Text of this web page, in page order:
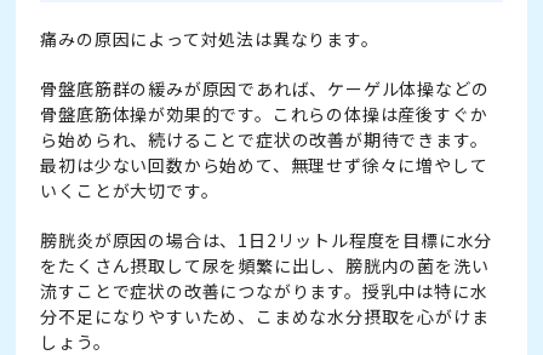
痛みの原因によって対処法は異なります。
骨盤底筋群の緩みが原因であれば、ケーゲル体操などの
骨盤底筋体操が効果的です。これらの体操は産後すぐか
ら始められ、続けることで症状の改善が期待できます。
最初は少ない回数から始めて、無理せず徐々に増やして
いくことが大切です。
膀胱炎が原因の場合は、1日2リットル程度を目標に水分
をたくさん摂取して尿を頻繁に出し、膀胱内の菌を洗い
流すことで症状の改善につながります。授乳中は特に水
分不足になりやすいため、こまめな水分摂取を心がけま
しょう。